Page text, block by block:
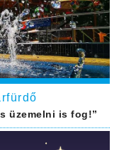
üzemelni is fog!”